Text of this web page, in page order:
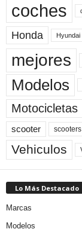
coches
Honda Hyundai
mejores
Modelos
Motocicletas
scooter scooters
Vehiculos
Lo Más Destacado
Marcas
Modelos